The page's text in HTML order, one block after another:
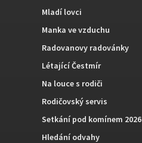
Mladí lovci
Manka ve vzduchu
Radovanovy radovánky
Létající Čestmír
Na louce s rodiči
Rodičovský servis
Setkání pod komínem 2026
Hledání odvahy